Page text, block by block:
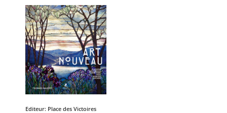
Editeur: Place des Victoires